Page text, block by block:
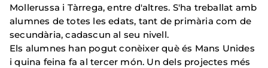
Mollerussa i Tàrrega, entre d'altres. S'ha treballat amb
alumnes de totes les edats, tant de primària com de
secundària, cadascun al seu nivell.
Els alumnes han pogut conèixer què és Mans Unides
i quina feina fa al tercer món. Un dels projectes més